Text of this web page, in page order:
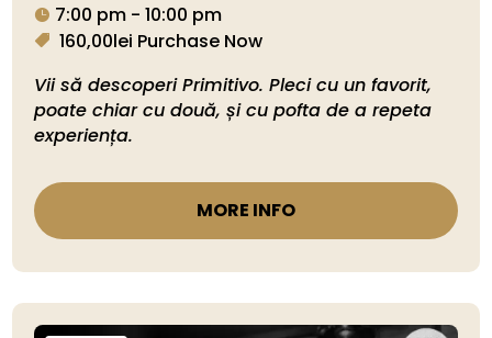
7:00 pm - 10:00 pm
160,00lei Purchase Now
Vii să descoperi Primitivo. Pleci cu un favorit,
poate chiar cu două, și cu pofta de a repeta
experiența.
MORE INFO